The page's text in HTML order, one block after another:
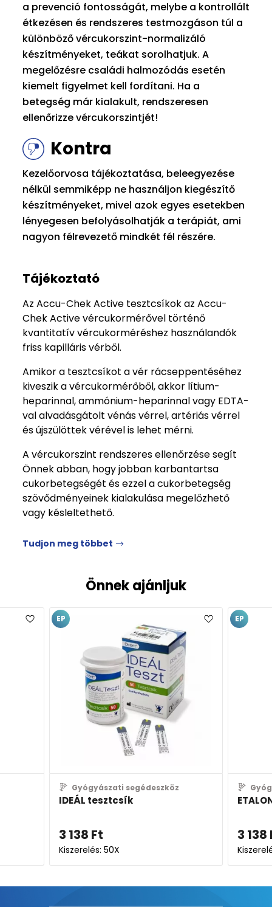
a prevenció fontosságát, melybe a kontrollált
étkezésen és rendszeres testmozgáson túl a
különböző vércukorszint-normalizáló
készítményeket, teákat sorolhatjuk. A
megelőzésre családi halmozódás esetén
kiemelt figyelmet kell fordítani. Ha a
betegség már kialakult, rendszeresen
ellenőrizze vércukorszintjét!
Kontra
Kezelőorvosa tájékoztatása, beleegyezése
nélkül semmiképp ne használjon kiegészítő
készítményeket, mivel azok egyes esetekben
lényegesen befolyásolhatják a terápiát, ami
nagyon félrevezető mindkét fél részére.
Tájékoztató
Az Accu-Chek Active tesztcsíkok az Accu-
Chek Active vércukormérővel történő
kvantitatív vércukorméréshez használandók
friss kapilláris vérből.
Amikor a tesztcsíkot a vér rácseppentéséhez
kiveszik a vércukormérőből, akkor lítium-
heparinnal, ammónium-heparinnal vagy EDTA-
val alvadásgátolt vénás vérrel, artériás vérrel
és újszülöttek vérével is lehet mérni.
A vércukorszint rendszeres ellenőrzése segít
Önnek abban, hogy jobban karbantartsa
cukorbetegségét és ezzel a cukorbetegség
szövődményeinek kialakulása megelőzhető
vagy késleltethető.
Tudjon meg többet
Önnek ajánljuk
Gyógyászati segédeszköz
IDEÁL tesztcsík
3 138 Ft
Kiszerelés: 50X
EP
3 138
EP